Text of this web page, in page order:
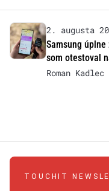
2. augusta
Samsung
som otestoval
Roman Kadlec
TOUCHIT